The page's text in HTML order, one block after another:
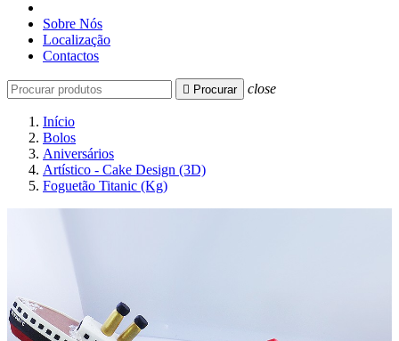
Sobre Nós
Localização
Contactos
 Procurar close
Início
Bolos
Aniversários
Artístico - Cake Design (3D)
Foguetão Titanic (Kg)